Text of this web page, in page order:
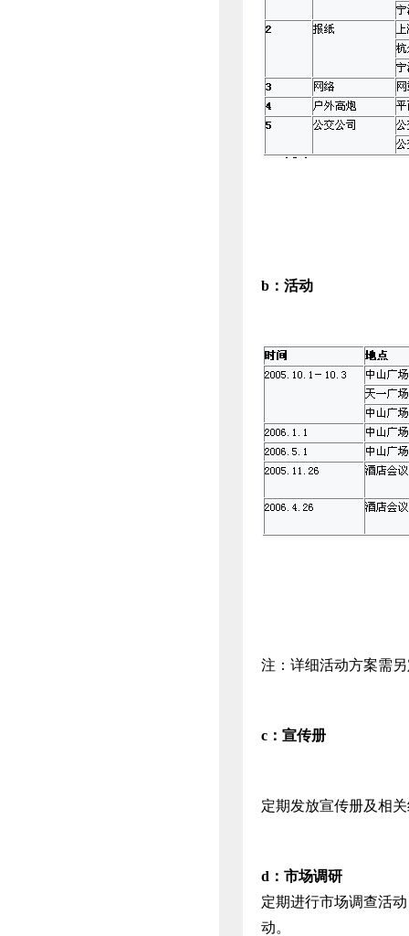
b ： 活动
注：详细活动方案需
c ： 宣传册
定期发放宣传册及相
d ： 市场调研
定期进行市场调查活
动。